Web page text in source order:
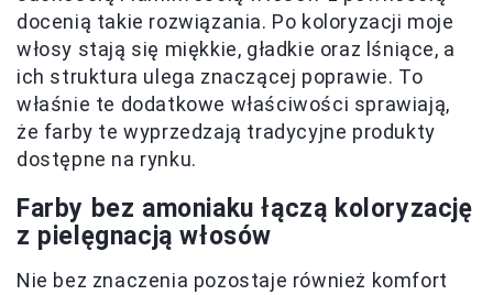
docenią takie rozwiązania. Po koloryzacji moje
włosy stają się miękkie, gładkie oraz lśniące, a
ich struktura ulega znaczącej poprawie. To
właśnie te dodatkowe właściwości sprawiają,
że farby te wyprzedzają tradycyjne produkty
dostępne na rynku.
Farby bez amoniaku łączą koloryzację
z pielęgnacją włosów
Nie bez znaczenia pozostaje również komfort